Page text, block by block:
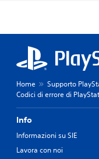
Home Supporto
Codici di errore di
Info
Informazioni su SIE
Lavora con noi